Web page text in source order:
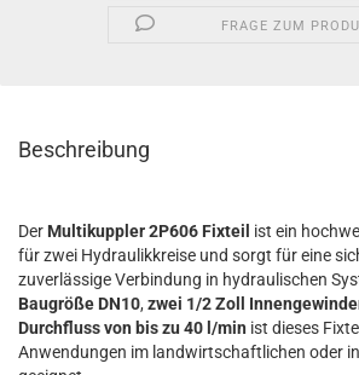
FRAGE ZUM
Beschreibung
Der Multikuppler 2P606 Fixteil ist ein
für zwei Hydraulikkreise und sorgt für eine
zuverlässige Verbindung in hydraulischen
Baugröße DN10, zwei 1/2 Zoll
Durchfluss von bis zu 40 l/min ist dieses
Anwendungen im landwirtschaftlichen oder